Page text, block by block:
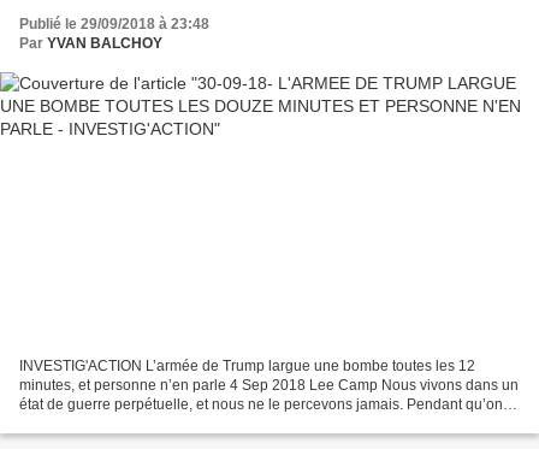
Publié le 29/09/2018 à 23:48
Par YVAN BALCHOY
INVESTIG'ACTION L’armée de Trump largue une bombe toutes les 12
minutes, et personne n’en parle 4 Sep 2018 Lee Camp Nous vivons dans un
état de guerre perpétuelle, et nous ne le percevons jamais. Pendant qu’on